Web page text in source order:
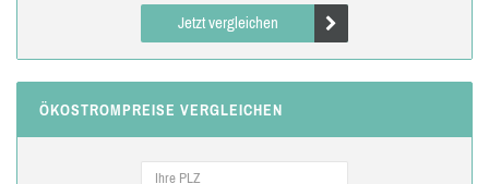
Jetzt vergleichen
ÖKOSTROMPREISE VERGLEICHEN